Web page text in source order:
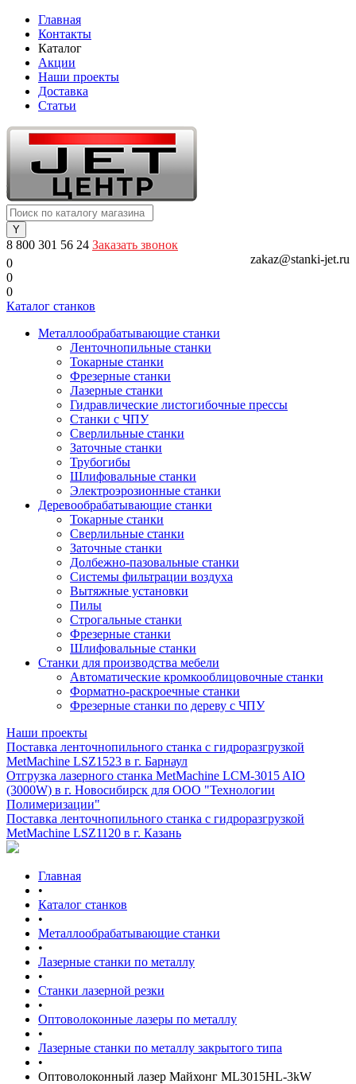
Главная
Контакты
Каталог
Акции
Наши проекты
Доставка
Статьи
8 800 301 56 24 Заказать звонок
zakaz@stanki-jet.ru
0
0
0
Каталог станков
Металлообрабатывающие станки
Ленточнопильные станки
Токарные станки
Фрезерные станки
Лазерные станки
Гидравлические листогибочные прессы
Станки с ЧПУ
Сверлильные станки
Заточные станки
Трубогибы
Шлифовальные станки
Электроэрозионные станки
Деревообрабатывающие станки
Токарные станки
Сверлильные станки
Заточные станки
Долбежно-пазовальные станки
Системы фильтрации воздуха
Вытяжные установки
Пилы
Строгальные станки
Фрезерные станки
Шлифовальные станки
Станки для производства мебели
Автоматические кромкооблицовочные станки
Форматно-раскроечные станки
Фрезерные станки по дереву с ЧПУ
Наши проекты
Поставка ленточнопильного станка c гидроразгрузкой
MetMachine LSZ1523 в г. Барнаул
Отгрузка лазерного станка MetMachine LCM-3015 AIO
(3000W) в г. Новосибирск для ООО "Технологии
Полимеризации"
Поставка ленточнопильного станка c гидроразгрузкой
MetMachine LSZ1120 в г. Казань
Главная
•
Каталог станков
•
Металлообрабатывающие станки
•
Лазерные станки по металлу
•
Станки лазерной резки
•
Оптоволоконные лазеры по металлу
•
Лазерные станки по металлу закрытого типа
•
Оптоволоконный лазер Майхонг ML3015HL-3kW